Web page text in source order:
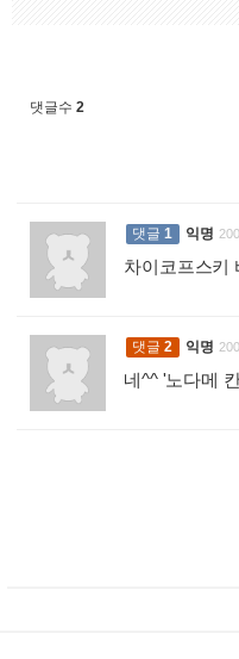
댓글수 2
댓글 1 익명
차이코프스키
댓글 2 익명
네^^ '노다메